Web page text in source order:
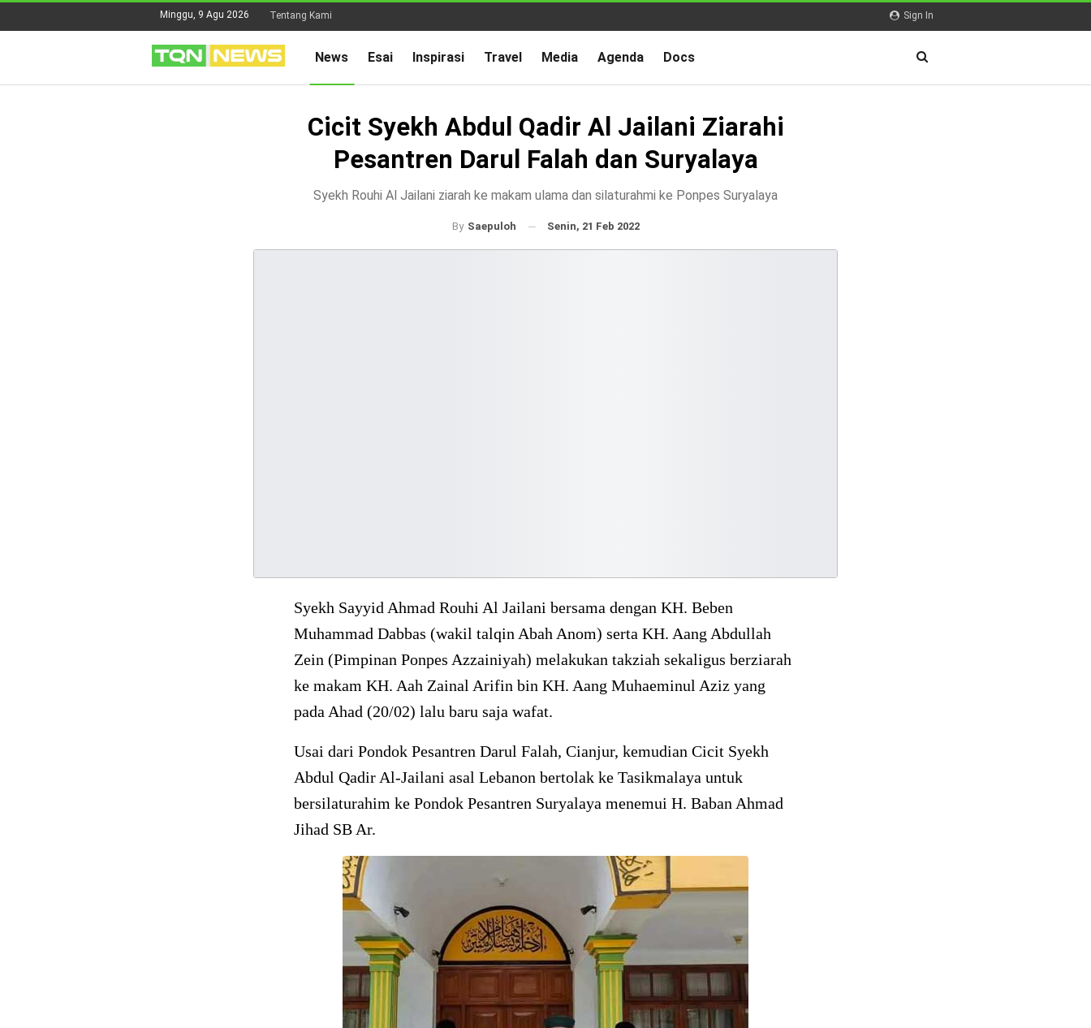
Sign In
Minggu, 9 Agu 2026 Tentang Kami
News Esai Inspirasi Travel Media Agenda Docs
Cicit Syekh Abdul Qadir Al Jailani Ziarahi
Pesantren Darul Falah dan Suryalaya
Syekh Rouhi Al Jailani ziarah ke makam ulama dan silaturahmi ke Ponpes Suryalaya
By Saepuloh Senin, 21 Feb 2022
Syekh Sayyid Ahmad Rouhi Al Jailani bersama dengan KH. Beben
Muhammad Dabbas (wakil talqin Abah Anom) serta KH. Aang Abdullah
Zein (Pimpinan Ponpes Azzainiyah) melakukan takziah sekaligus berziarah
ke makam KH. Aah Zainal Arifin bin KH. Aang Muhaeminul Aziz yang
pada Ahad (20/02) lalu baru saja wafat.
Usai dari Pondok Pesantren Darul Falah, Cianjur, kemudian Cicit Syekh
Abdul Qadir Al-Jailani asal Lebanon bertolak ke Tasikmalaya untuk
bersilaturahim ke Pondok Pesantren Suryalaya menemui H. Baban Ahmad
Jihad SB Ar.